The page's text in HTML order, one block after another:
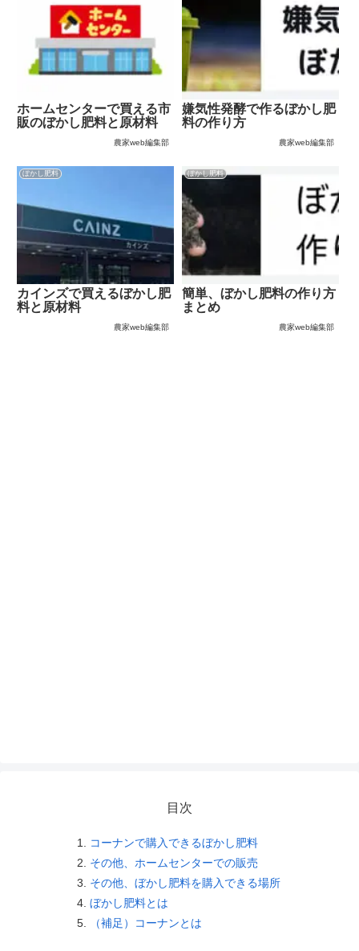
ホームセンターで買える市
販のぼかし肥料と原材料
農家web編集部
嫌気性発酵で作るぼかし肥
料の作り方
農家web編集部
ぼかし肥料
カインズで買えるぼかし肥
料と原材料
農家web編集部
ぼかし肥料
簡単、ぼかし肥料の作り方
まとめ
農家web編集部
目次
コーナンで購入できるぼかし肥料
その他、ホームセンターでの販売
その他、ぼかし肥料を購入できる場所
ぼかし肥料とは
（補足）コーナンとは